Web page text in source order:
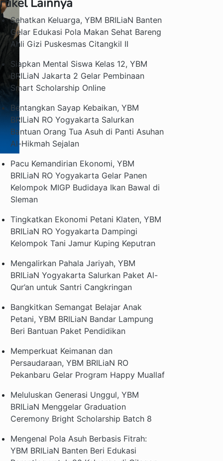
Sehatkan Keluarga, YBM BRILiaN Banten
Gelar Edukasi Pola Makan Sehat Bareng
Ahli Gizi Puskesmas Citangkil II
Siapkan Mental Siswa Kelas 12, YBM
BRILiaN Jakarta 2 Gelar Pembinaan
Smart Scholarship Online
Bentangkan Sayap Kebaikan, YBM
BRILiaN RO Yogyakarta Salurkan
Bantuan Orang Tua Asuh di Panti Asuhan
Al-Hikmah Sejalan
Pacu Kemandirian Ekonomi, YBM
BRILiaN RO Yogyakarta Gelar Panen
Kelompok MIGP Budidaya Ikan Bawal di
Sleman
Tingkatkan Ekonomi Petani Klaten, YBM
BRILiaN RO Yogyakarta Dampingi
Kelompok Tani Jamur Kuping Keputran
Mengalirkan Pahala Jariyah, YBM
BRILiaN Yogyakarta Salurkan Paket Al-
Qur’an untuk Santri Cangkringan
Bangkitkan Semangat Belajar Anak
Petani, YBM BRILiaN Bandar Lampung
Beri Bantuan Paket Pendidikan
Memperkuat Keimanan dan
Persaudaraan, YBM BRILiaN RO
Pekanbaru Gelar Program Happy Muallaf
Meluluskan Generasi Unggul, YBM
BRILiaN Menggelar Graduation
Ceremony Bright Scholarship Batch 8
Mengenal Pola Asuh Berbasis Fitrah:
YBM BRILiaN Banten Beri Edukasi